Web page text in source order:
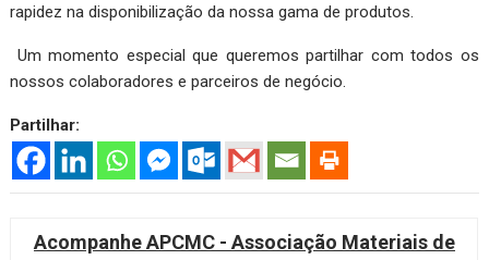
rapidez na disponibilização da nossa gama de produtos.
Um momento especial que queremos partilhar com todos os
nossos colaboradores e parceiros de negócio.
Partilhar:
Acompanhe APCMC - Associação Materiais de